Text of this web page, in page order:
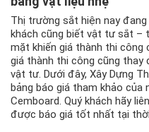
Thị trường sắt hiện nay
khách cũng biết vật tư sắt –
mặt khiến giá thành thi công
giá thành thi công cũng
vật tư. Dưới đây, Xây Dựng
bảng báo giá tham khảo của
Cemboard. Quý khách hãy
được báo giá tốt nhất tại